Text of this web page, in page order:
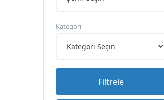
Kategori
Filtrele